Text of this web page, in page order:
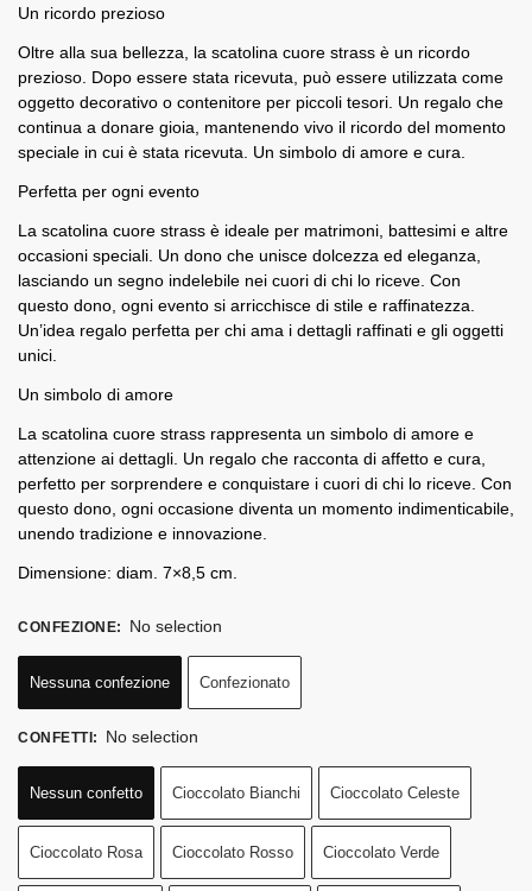
Un ricordo prezioso
Oltre alla sua bellezza, la scatolina cuore strass è un ricordo
prezioso. Dopo essere stata ricevuta, può essere utilizzata come
oggetto decorativo o contenitore per piccoli tesori. Un regalo che
continua a donare gioia, mantenendo vivo il ricordo del momento
speciale in cui è stata ricevuta. Un simbolo di amore e cura.
Perfetta per ogni evento
La scatolina cuore strass è ideale per matrimoni, battesimi e altre
occasioni speciali. Un dono che unisce dolcezza ed eleganza,
lasciando un segno indelebile nei cuori di chi lo riceve. Con
questo dono, ogni evento si arricchisce di stile e raffinatezza.
Un’idea regalo perfetta per chi ama i dettagli raffinati e gli oggetti
unici.
Un simbolo di amore
La scatolina cuore strass rappresenta un simbolo di amore e
attenzione ai dettagli. Un regalo che racconta di affetto e cura,
perfetto per sorprendere e conquistare i cuori di chi lo riceve. Con
questo dono, ogni occasione diventa un momento indimenticabile,
unendo tradizione e innovazione.
Dimensione: diam. 7×8,5 cm.
CONFEZIONE: No selection
Nessuna confezione Confezionato
CONFETTI: No selection
Nessun confetto Cioccolato Bianchi Cioccolato Celeste
Cioccolato Rosa Cioccolato Rosso Cioccolato Verde